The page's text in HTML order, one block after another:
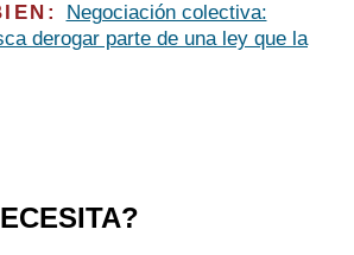
Negociación colectiva:
derogar parte de una ley que la